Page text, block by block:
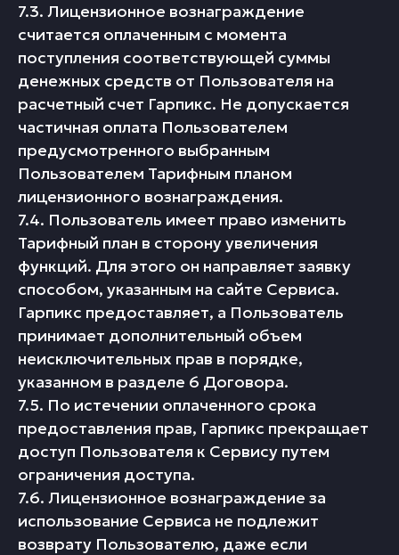
7.3. Лицензионное вознаграждение
считается оплаченным с момента
поступления соответствующей суммы
денежных средств от Пользователя на
расчетный счет Гарпикс. Не допускается
частичная оплата Пользователем
предусмотренного выбранным
Пользователем Тарифным планом
лицензионного вознаграждения.
7.4. Пользователь имеет право изменить
Тарифный план в сторону увеличения
функций. Для этого он направляет заявку
способом, указанным на сайте Сервиса.
Гарпикс предоставляет, а Пользователь
принимает дополнительный объем
неисключительных прав в порядке,
указанном в разделе 6 Договора.
7.5. По истечении оплаченного срока
предоставления прав, Гарпикс прекращает
доступ Пользователя к Сервису путем
ограничения доступа.
7.6. Лицензионное вознаграждение за
использование Сервиса не подлежит
возврату Пользователю, даже если